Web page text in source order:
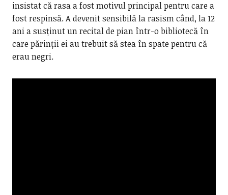
insistat că rasa a fost motivul principal pentru care a
fost respinsă. A devenit sensibilă la rasism când, la 12
ani a susținut un recital de pian într-o bibliotecă în
care părinții ei au trebuit să stea în spate pentru că
erau negri.